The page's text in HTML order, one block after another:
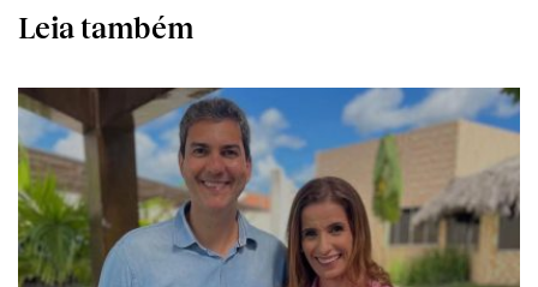
Leia também